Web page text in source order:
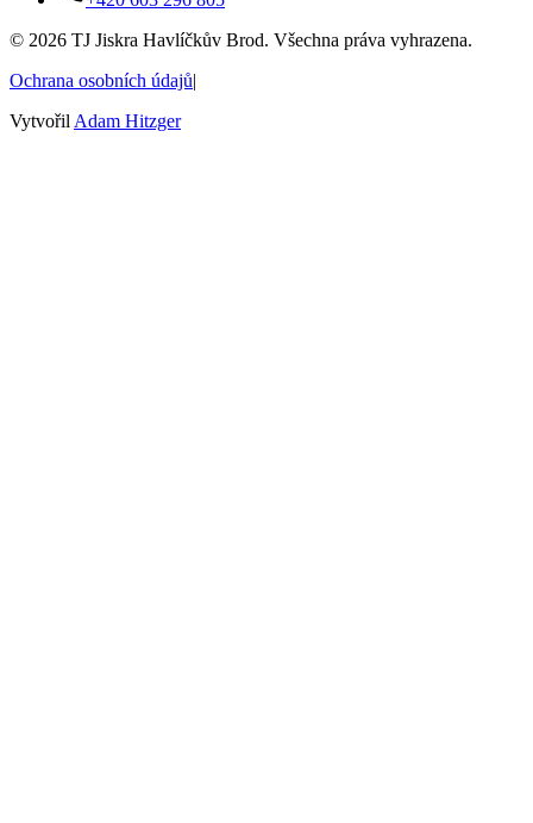
© 2026 TJ Jiskra Havlíčkův Brod. Všechna práva vyhrazena.
Ochrana osobních údajů|
Vytvořil Adam Hitzger